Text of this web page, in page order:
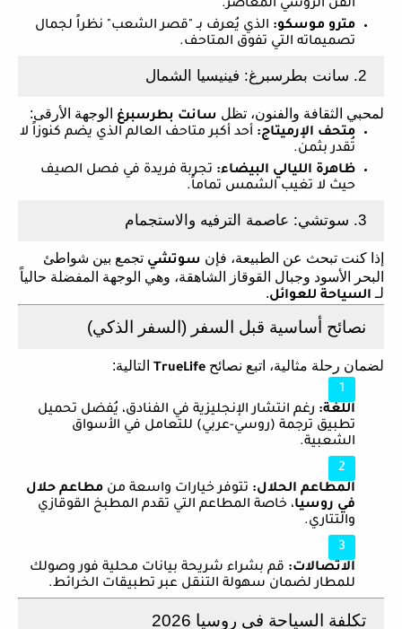
الفن الروسي المعاصر.
مترو موسكو: الذي يُعرف بـ "قصر الشعب" نظراً لجمال
تصميماته التي تفوق المتاحف.
2. سانت بطرسبرغ: فينيسيا الشمال
لمحبي الثقافة والفنون، تظل سانت بطرسبرغ الوجهة الأرقى:
متحف الإرميتاج: أحد أكبر متاحف العالم الذي يضم كنوزاً لا
تُقدر بثمن.
ظاهرة الليالي البيضاء: تجربة فريدة في فصل الصيف
حيث لا تغيب الشمس تماماً.
3. سوتشي: عاصمة الترفيه والاستجمام
إذا كنت تبحث عن الطبيعة، فإن سوتشي تجمع بين شواطئ
البحر الأسود وجبال القوقاز الشاهقة، وهي الوجهة المفضلة حالياً
لـ السياحة للعوائل.
نصائح أساسية قبل السفر (السفر الذكي)
لضمان رحلة مثالية، اتبع نصائح TrueLife التالية:
اللغة: رغم انتشار الإنجليزية في الفنادق، يُفضل تحميل
تطبيق ترجمة (روسي-عربي) للتعامل في الأسواق
الشعبية.
المطاعم الحلال: تتوفر خيارات واسعة من مطاعم حلال
في روسيا، خاصة المطاعم التي تقدم المطبخ القوقازي
والتتاري.
الاتصالات: قم بشراء شريحة بيانات محلية فور وصولك
للمطار لضمان سهولة التنقل عبر تطبيقات الخرائط.
تكلفة السياحة في روسيا 2026